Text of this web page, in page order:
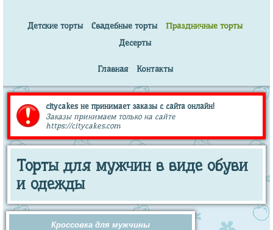
Детские торты Свадебные торты
Праздничные торты
Десерты
Главная Контакты
citycakes не принимает заказы с сайта онлайн!
Заказы принимаем только на сайте
https://citycakes.com
Торты для мужчин в виде обуви
и одежды
Кроссовка для мужчины